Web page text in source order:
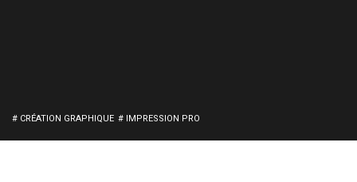
# CRÉATION GRAPHIQUE # IMPRESSION PRO